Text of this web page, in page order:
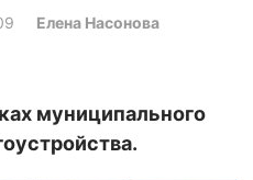
Елена Насонова
муниципального